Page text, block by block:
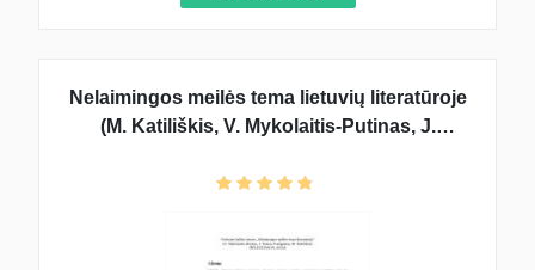
Nelaimingos meilės tema lietuvių literatūroje
(M. Katiliškis, V. Mykolaitis-Putinas, J.